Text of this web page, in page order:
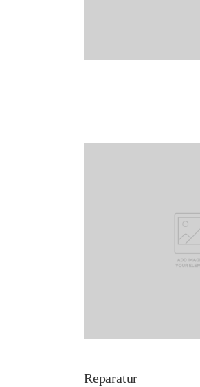
Reparatur